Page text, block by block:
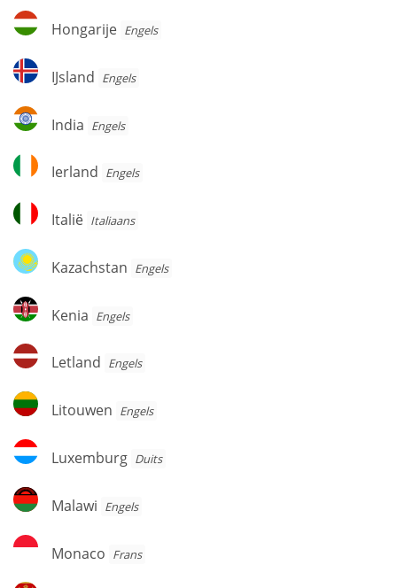
Hongarije
Hongarije Engels
IJsland
IJsland Engels
India
India Engels
Ierland
Ierland Engels
Italië
Italië Italiaans
Kazachstan
Kazachstan Engels
Kenia
Kenia Engels
Letland
Letland Engels
Litouwen
Litouwen Engels
Luxemburg
Luxemburg Duits
Malawi
Malawi Engels
Monaco
Monaco Frans